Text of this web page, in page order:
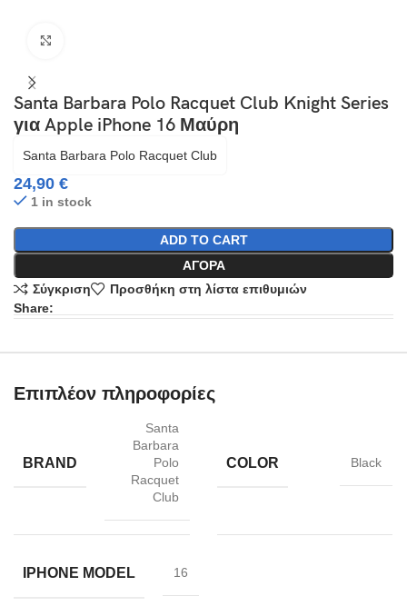
Santa Barbara Polo Racquet Club Knight Series
για Apple iPhone 16 Μαύρη
Santa Barbara Polo Racquet Club
24,90€
1 in stock
ADD TO CART
ΑΓΟΡΆ
Σύγκριση
Προσθήκη στη λίστα επιθυμιών
Share:
Επιπλέον πληροφορίες
BRAND
Santa
Barbara
Polo
Racquet
Club
COLOR Black
IPHONE MODEL 16